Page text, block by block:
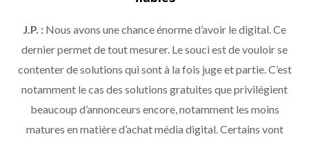
J.P. : Nous avons une chance énorme d’avoir le digital. Ce
dernier permet de tout mesurer. Le souci est de vouloir se
contenter de solutions qui sont à la fois juge et partie. C’est
notamment le cas des solutions gratuites que privilégient
beaucoup d’annonceurs encore, notamment les moins
matures en matière d’achat média digital. Certains vont